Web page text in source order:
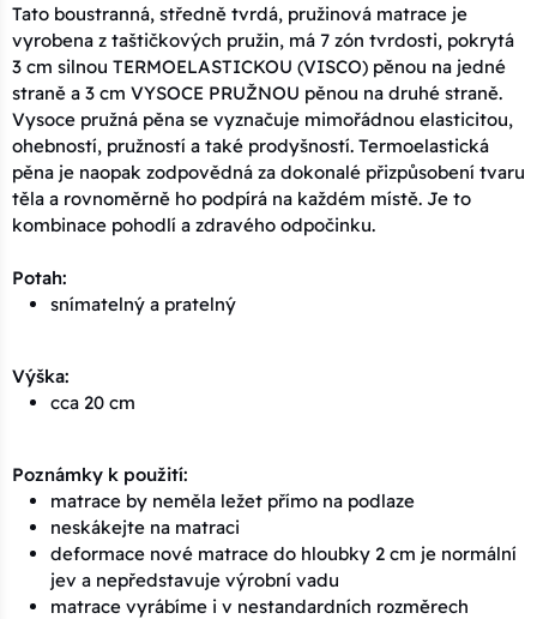
Tato boustranná, středně tvrdá, pružinová matrace je
vyrobena z taštičkových pružin, má 7 zón tvrdosti, pokrytá
3 cm silnou TERMOELASTICKOU (VISCO) pěnou na jedné
straně a 3 cm VYSOCE PRUŽNOU pěnou na druhé straně.
Vysoce pružná pěna se vyznačuje mimořádnou elasticitou,
ohebností, pružností a také prodyšností. Termoelastická
pěna je naopak zodpovědná za dokonalé přizpůsobení tvaru
těla a rovnoměrně ho podpírá na každém místě. Je to
kombinace pohodlí a zdravého odpočinku.
Potah:
snímatelný a pratelný
Výška:
cca 20 cm
Poznámky k použití:
matrace by neměla ležet přímo na podlaze
neskákejte na matraci
deformace nové matrace do hloubky 2 cm je normální
jev a nepředstavuje výrobní vadu
matrace vyrábíme i v nestandardních rozměrech